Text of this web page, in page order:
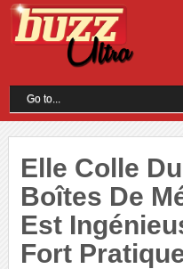
Elle Colle
Boîtes De
Est
Fort